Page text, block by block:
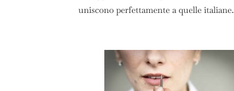
uniscono perfettamente a quelle italiane.